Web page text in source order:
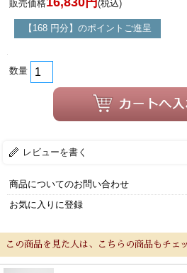
販売価格 (税込)
【168 円分】のポイントご進呈
数量
レビューを書く
商品についてのお問い合わせ
お気に入りに登録
この商品を見た人は、こちらの商品もチェ